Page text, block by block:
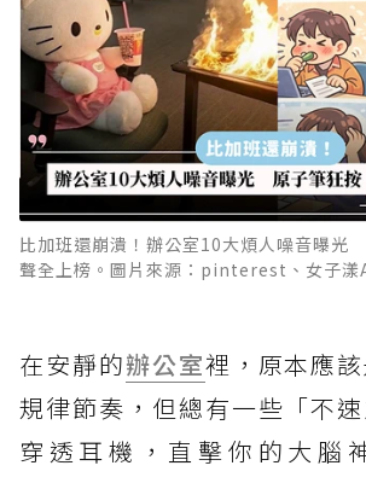
比加班還崩潰！辦公室10大煩人噪音曝光
聲全上榜。圖片來源：pinterest、女子漾
在安靜的辦公室裡，原本應
規律節奏，但總有一些「不
穿透耳機，直擊你的大腦